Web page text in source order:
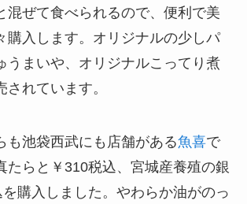
混ぜて食べられるので、便利で美
購入します。オリジナルの少しパ
うまいや、オリジナルこってり煮
れています。
も池袋西武にも店舗がある魚喜で
たらと￥310税込、宮城産養殖の銀
購入しました。やわらか油がのっ